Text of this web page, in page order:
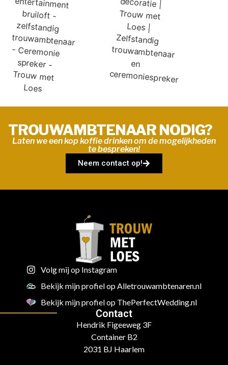
TROUWAMBTENAAR NODIG?
Laten we een kop koffie drinken om de mogelijkheden
te bespreken!
Neem contact op!
Volg mij op Instagram
Bekijk mijn profiel op Alletrouwambtenaren.nl
Bekijk mijn profiel op ThePerfectWedding.nl
Contact
Hendrik Figeeweg 3F
Container B2
2031 BJ Haarlem